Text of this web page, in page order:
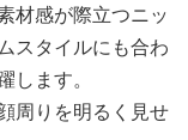
材感が際立つニッ
スタイルにも合わ
ます。
周りを明るく見せ